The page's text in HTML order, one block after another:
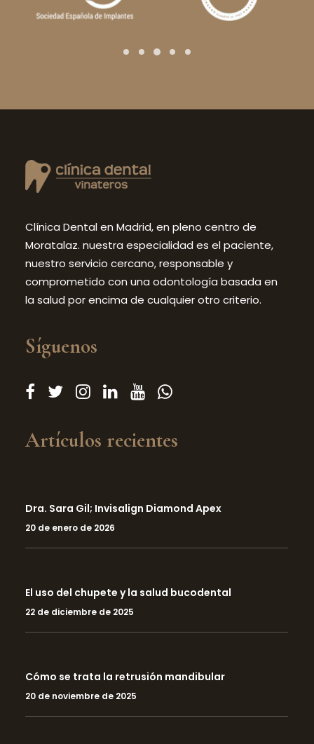
Clínica Dental en Madrid, en pleno centro de
Moratalaz. nuestra especialidad es el paciente,
nuestro servicio cercano, responsable y
comprometido con una odontología basada en
la salud por encima de cualquier otro criterio.
Síguenos
Artículos recientes
Dra. Sara Gil; Invisalign Diamond Apex
20 de enero de 2026
El uso del chupete y la salud bucodental
22 de diciembre de 2025
Cómo se trata la retrusión mandibular
20 de noviembre de 2025